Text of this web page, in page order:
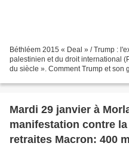
Béthléem 2015 « Deal » / Trump : l'expression d'un mépris du peuple
palestinien et du droit international
du siècle ». Comment Trump et son
Mardi 29 janvier à
manifestation contre
retraites Macron: 400